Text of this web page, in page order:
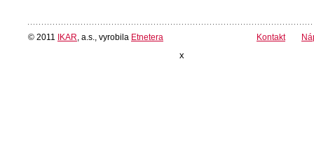
© 2011 IKAR , a.s., vyrobila Etnetera Kontakt
x